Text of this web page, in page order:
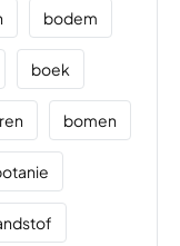
bodem
boek
bomen